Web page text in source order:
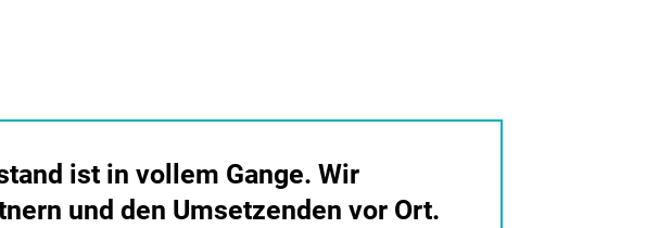
ist in vollem Gange. Wir
und den Umsetzenden vor Ort.